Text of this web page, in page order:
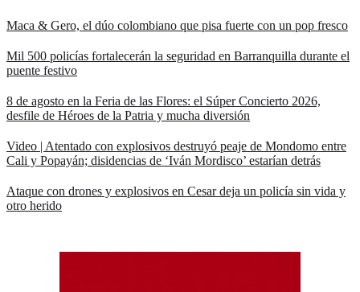
Maca & Gero, el dúo colombiano que pisa fuerte con un pop fresco
Mil 500 policías fortalecerán la seguridad en Barranquilla durante el
puente festivo
8 de agosto en la Feria de las Flores: el Súper Concierto 2026,
desfile de Héroes de la Patria y mucha diversión
Video | Atentado con explosivos destruyó peaje de Mondomo entre
Cali y Popayán; disidencias de ‘Iván Mordisco’ estarían detrás
Ataque con drones y explosivos en Cesar deja un policía sin vida y
otro herido